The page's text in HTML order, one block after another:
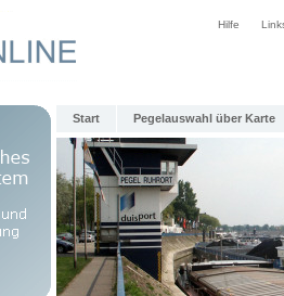
Hilfe
Start Pegelauswahl über Karte